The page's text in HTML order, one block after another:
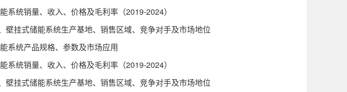
统销量、收入、价格及毛利率（2019-2024）
挂式储能系统生产基地、销售区域、竞争对手及市场地位
统产品规格、参数及市场应用
统销量、收入、价格及毛利率（2019-2024）
挂式储能系统生产基地、销售区域、竞争对手及市场地位